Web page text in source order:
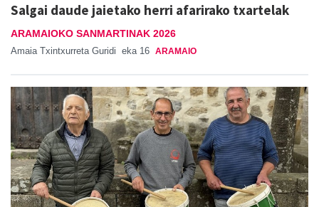
Salgai daude jaietako herri afarirako txartelak
ARAMAIOKO SANMARTINAK 2026
Amaia Txintxurreta Guridi eka 16 ARAMAIO